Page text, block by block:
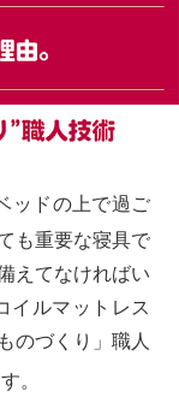
ッドの上で過ご
も重要な寝具で
えてなければい
イルマットレス
のづくり」職人
。